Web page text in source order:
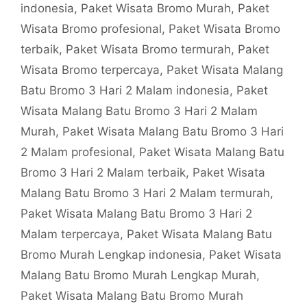
indonesia, Paket Wisata Bromo Murah, Paket
Wisata Bromo profesional, Paket Wisata Bromo
terbaik, Paket Wisata Bromo termurah, Paket
Wisata Bromo terpercaya, Paket Wisata Malang
Batu Bromo 3 Hari 2 Malam indonesia, Paket
Wisata Malang Batu Bromo 3 Hari 2 Malam
Murah, Paket Wisata Malang Batu Bromo 3 Hari
2 Malam profesional, Paket Wisata Malang Batu
Bromo 3 Hari 2 Malam terbaik, Paket Wisata
Malang Batu Bromo 3 Hari 2 Malam termurah,
Paket Wisata Malang Batu Bromo 3 Hari 2
Malam terpercaya, Paket Wisata Malang Batu
Bromo Murah Lengkap indonesia, Paket Wisata
Malang Batu Bromo Murah Lengkap Murah,
Paket Wisata Malang Batu Bromo Murah